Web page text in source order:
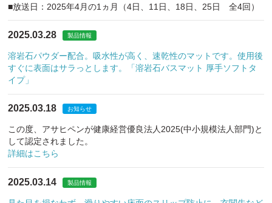
■放送日：2025年4月の1ヵ月（4日、11日、18日、25日 全4回）
2025.03.28 製品情報
溶岩石パウダー配合。吸水性が高く、速乾性のマットです。使用後
すぐに表面はサラっとします。「溶岩石バスマット 厚手ソフトタ
イプ」
2025.03.18 お知らせ
この度、アサヒペンが健康経営優良法人2025(中小規模法人部門)と
して認定されました。
詳細はこちら
2025.03.14 製品情報